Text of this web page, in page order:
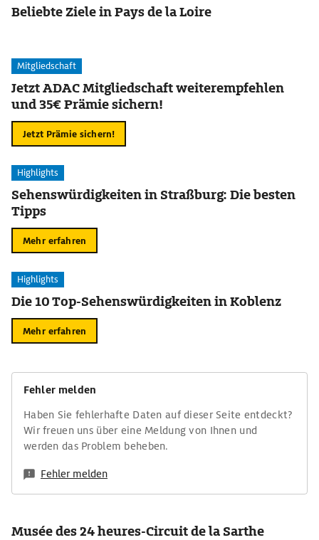
Beliebte Ziele in Pays de la Loire
Mitgliedschaft
Jetzt ADAC Mitgliedschaft weiterempfehlen
und 35€ Prämie sichern!
Jetzt Prämie sichern!
Highlights
Sehenswürdigkeiten in Straßburg: Die besten
Tipps
Mehr erfahren
Highlights
Die 10 Top-Sehenswürdigkeiten in Koblenz
Mehr erfahren
Fehler melden
Haben Sie fehlerhafte Daten auf dieser Seite entdeckt?
Wir freuen uns über eine Meldung von Ihnen und
werden das Problem beheben.
Fehler melden
Musée des 24 heures-Circuit de la Sarthe